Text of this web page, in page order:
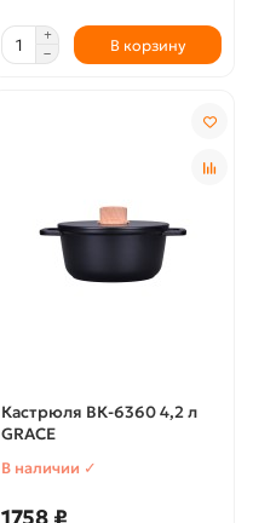
В корзину
Кастрюля ВК-6360 4,2 л
GRACE
В наличии ✓